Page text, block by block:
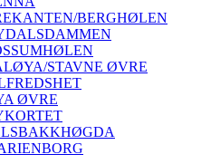
BERGHØLEN
STAVNE ØVRE
ØVRE